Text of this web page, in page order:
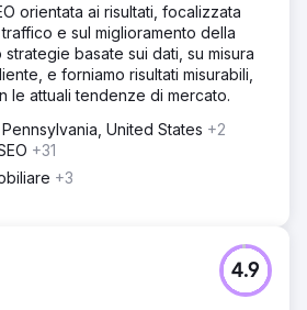
orientata ai risultati, focalizzata
e sul miglioramento della
strategie basate sui dati, su misura
e forniamo risultati misurabili,
le attuali tendenze di mercato.
United States +2
+31
+3
4.9